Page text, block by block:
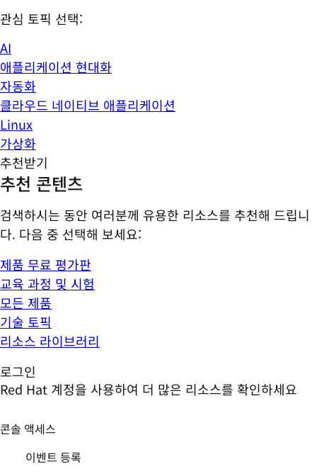
관심 토픽 선택:
AI
애플리케이션 현대화
자동화
클라우드 네이티브 애플리케이션
Linux
가상화
추천받기
추천 콘텐츠
검색하시는 동안 여러분께 유용한 리소스를 추천해 드립니
다. 다음 중 선택해 보세요:
제품 무료 평가판
교육 과정 및 시험
모든 제품
기술 토픽
리소스 라이브러리
로그인
Red Hat 계정을 사용하여 더 많은 리소스를 확인하세요
콘솔 액세스
이벤트 등록